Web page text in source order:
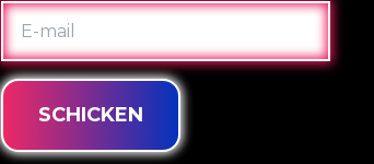
E-
MAIL
SCHICKEN